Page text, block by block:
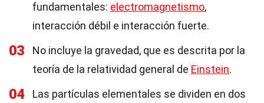
fundamentales: electromagnetismo,
interacción débil e interacción fuerte.
03
No incluye la gravedad, que es descrita por la
teoría de la relatividad general de Einstein.
04
Las partículas elementales se dividen en dos